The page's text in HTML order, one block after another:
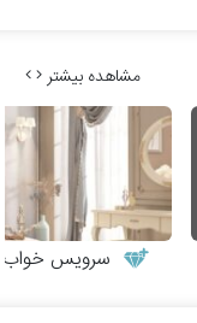
مشاهده بیشتر
سرویس خواب